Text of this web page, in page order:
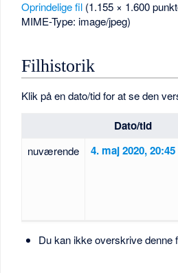
Oprindelige fil (1.155 × 1.600
MIME-Type: image/jpeg)
Filhistorik
Klik på en dato/tid for at se den
Dato/tid
nuværende 4. maj 2020, 20:45
Du kan ikke overskrive denne